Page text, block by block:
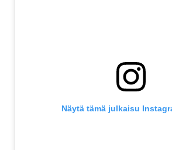
Näytä tämä julkaisu